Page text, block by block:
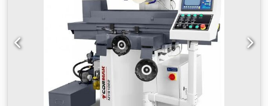
Handvatbreedte: 16 mm Versterkingsblad lengte: 160 mm
Versterkingsblad hoogte: 52 mm Diameter
versterkingsblad rol: 1200 mm Rolbreedte
versterkingsblad: 100 mm Csdpfx Akeww T Naewsrf
Gramsgewicht versterkingsblad: 80-100 g/m² Maximale
productiesnelheid: 120 cycli/min Aansluitvermogen: 30 kW
Gewicht: 24.500 kg Afmetingen installatie: 16.500 x 3.500 x
2.800 mm